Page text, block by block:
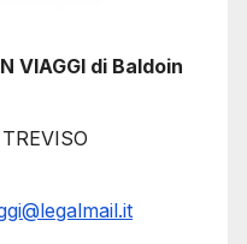
VIAGGI di Baldoin